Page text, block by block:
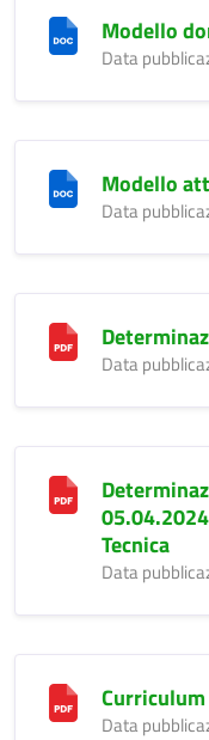
Modello
Data
Modello
Data
Data
Tecnica
Data
Data